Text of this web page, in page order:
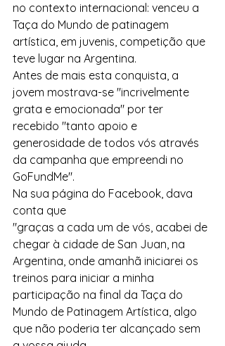
no contexto internacional: venceu a
Taça do Mundo de patinagem
artística, em juvenis, competição que
teve lugar na Argentina.
Antes de mais esta conquista, a
jovem mostrava-se "incrivelmente
grata e emocionada" por ter
recebido "tanto apoio e
generosidade de todos vós através
da campanha que empreendi no
GoFundMe".
Na sua página do Facebook, dava
conta que
"graças a cada um de vós, acabei de
chegar à cidade de San Juan, na
Argentina, onde amanhã iniciarei os
treinos para iniciar a minha
participação na final da Taça do
Mundo de Patinagem Artística, algo
que não poderia ter alcançado sem